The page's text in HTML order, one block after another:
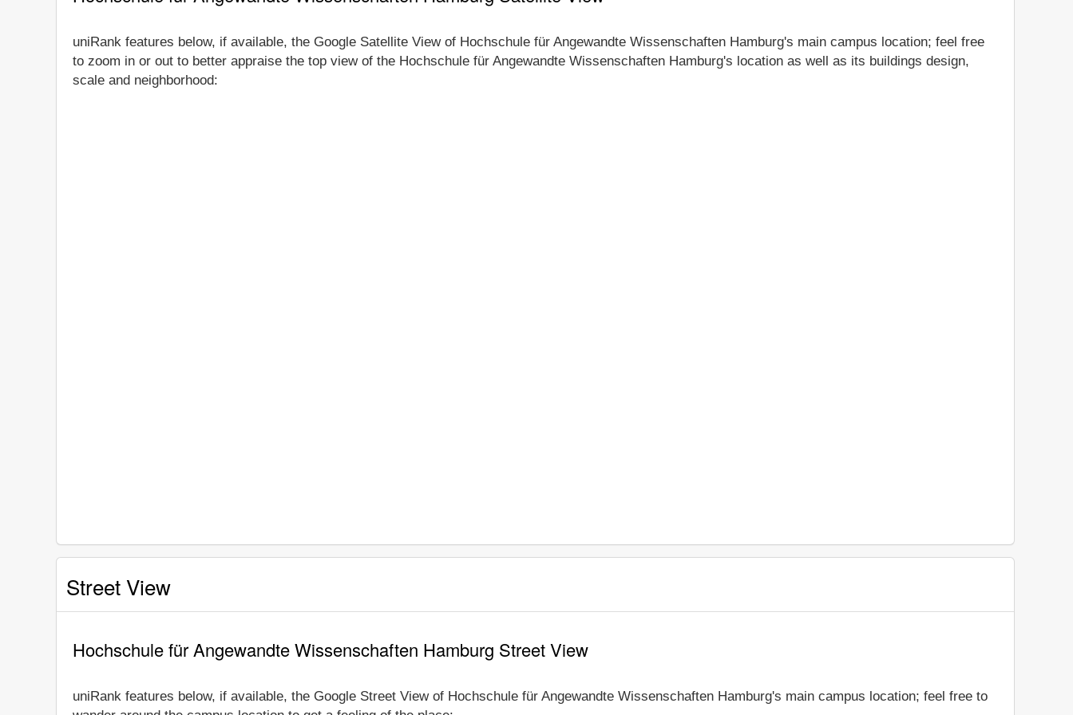
uniRank features below, if available, the Google Satellite View of Hochschule für Angewandte Wissenschaften Hamburg's main campus location; feel free
to zoom in or out to better appraise the top view of the Hochschule für Angewandte Wissenschaften Hamburg's location as well as its buildings design,
scale and neighborhood:
Street View
Hochschule für Angewandte Wissenschaften Hamburg Street View
uniRank features below, if available, the Google Street View of Hochschule für Angewandte Wissenschaften Hamburg's main campus location; feel free to